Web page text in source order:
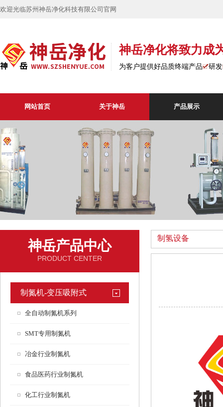
欢迎光临苏州神岳净化科技有限公司官网
神岳净化将致力成
为客户提供好品质终端产品 研发
网站首页 关于神岳 产品展示
神岳产品中心
PRODUCT CENTER
制氮机-变压吸附式
全自动制氮机系列
SMT专用制氮机
冶金行业制氮机
食品医药行业制氮机
化工行业制氮机
制氢设备